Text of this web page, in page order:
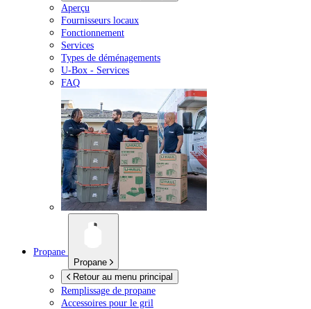
Aperçu
Fournisseurs locaux
Fonctionnement
Services
Types de déménagements
U-Box - Services
FAQ
Propane
Propane
Retour au menu principal
Remplissage de propane
Accessoires pour le gril